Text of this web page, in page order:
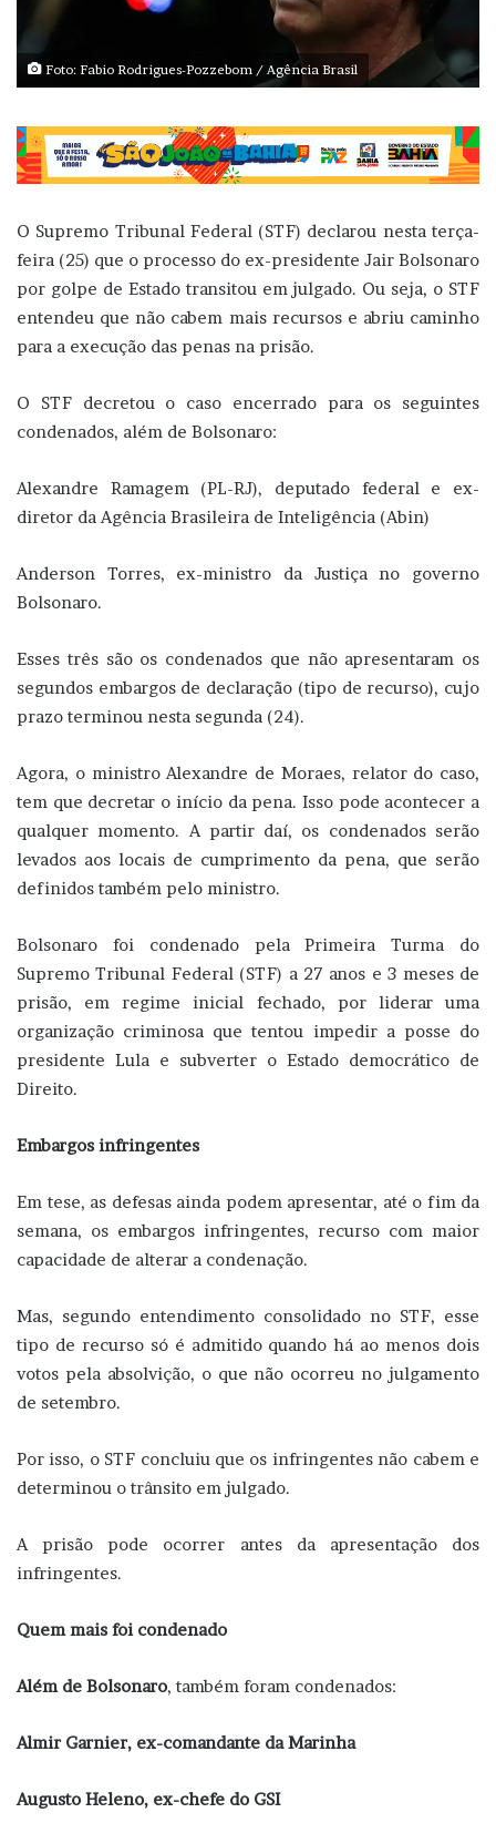
Foto: Fabio Rodrigues-Pozzebom / Agência Brasil
O Supremo Tribunal Federal (STF) declarou nesta terça-
feira (25) que o processo do ex-presidente Jair Bolsonaro
por golpe de Estado transitou em julgado. Ou seja, o STF
entendeu que não cabem mais recursos e abriu caminho
para a execução das penas na prisão.
O STF decretou o caso encerrado para os seguintes
condenados, além de Bolsonaro:
Alexandre Ramagem (PL-RJ), deputado federal e ex-
diretor da Agência Brasileira de Inteligência (Abin)
Anderson Torres, ex-ministro da Justiça no governo
Bolsonaro.
Esses três são os condenados que não apresentaram os
segundos embargos de declaração (tipo de recurso), cujo
prazo terminou nesta segunda (24).
Agora, o ministro Alexandre de Moraes, relator do caso,
tem que decretar o início da pena. Isso pode acontecer a
qualquer momento. A partir daí, os condenados serão
levados aos locais de cumprimento da pena, que serão
definidos também pelo ministro.
Bolsonaro foi condenado pela Primeira Turma do
Supremo Tribunal Federal (STF) a 27 anos e 3 meses de
prisão, em regime inicial fechado, por liderar uma
organização criminosa que tentou impedir a posse do
presidente Lula e subverter o Estado democrático de
Direito.
Embargos infringentes
Em tese, as defesas ainda podem apresentar, até o fim da
semana, os embargos infringentes, recurso com maior
capacidade de alterar a condenação.
Mas, segundo entendimento consolidado no STF, esse
tipo de recurso só é admitido quando há ao menos dois
votos pela absolvição, o que não ocorreu no julgamento
de setembro.
Por isso, o STF concluiu que os infringentes não cabem e
determinou o trânsito em julgado.
A prisão pode ocorrer antes da apresentação dos
infringentes.
Quem mais foi condenado
Além de Bolsonaro, também foram condenados:
Almir Garnier, ex-comandante da Marinha
Augusto Heleno, ex-chefe do GSI